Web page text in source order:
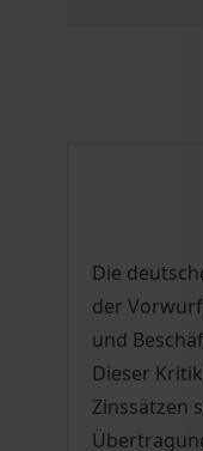
Die
der
und
Dieser
Zinssätzen